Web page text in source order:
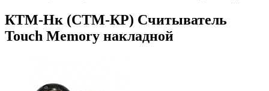
КТМ-Нк (СТМ-КР) Считыватель
Touch Memory накладной